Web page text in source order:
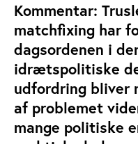
Kommentar:
matchfixing har
dagsordenen i
idrætspolitiske
udfordring bliver
af problemet
mange politiske